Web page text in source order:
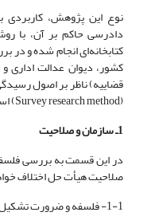
نوع این پژوهش، کاربردی
دادرسی حاکم بر آن، با
کتابخانه‌ای انجام شده و در
کشور، دیوان عدالت اداری
قضاییه) ناظر بر اصول
(Survey research method) استفاده شده است.
1ـ سازمان و صلاحیت
در این قسمت به بررسی
صلاحیت هیأت حل اختلاف
1-1- فلسفه و ضرورت تشکیل